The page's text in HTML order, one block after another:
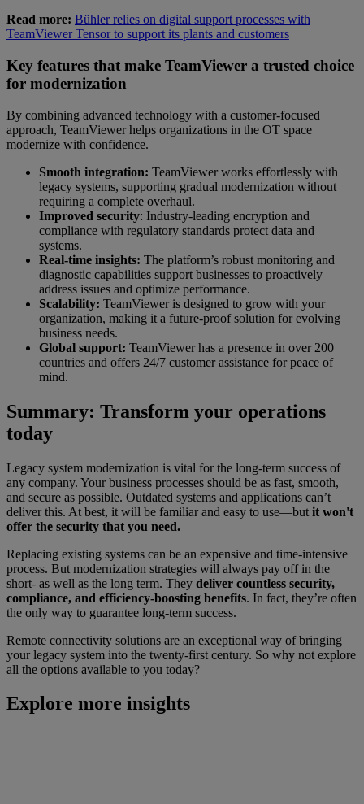
Read more: Bühler relies on digital support processes with
TeamViewer Tensor to support its plants and customers
Key features that make TeamViewer a trusted choice
for modernization
By combining advanced technology with a customer-focused
approach, TeamViewer helps organizations in the OT space
modernize with confidence.
Smooth integration: TeamViewer works effortlessly with
legacy systems, supporting gradual modernization without
requiring a complete overhaul.
Improved security: Industry-leading encryption and
compliance with regulatory standards protect data and
systems.
Real-time insights: The platform’s robust monitoring and
diagnostic capabilities support businesses to proactively
address issues and optimize performance.
Scalability: TeamViewer is designed to grow with your
organization, making it a future-proof solution for evolving
business needs.
Global support: TeamViewer has a presence in over 200
countries and offers 24/7 customer assistance for peace of
mind.
Summary: Transform your operations
today
Legacy system modernization is vital for the long-term success of
any company. Your business processes should be as fast, smooth,
and secure as possible. Outdated systems and applications can’t
deliver this. At best, it will be familiar and easy to use—but it won't
offer the security that you need.
Replacing existing systems can be an expensive and time-intensive
process. But modernization strategies will always pay off in the
short- as well as the long term. They deliver countless security,
compliance, and efficiency-boosting benefits. In fact, they’re often
the only way to guarantee long-term success.
Remote connectivity solutions are an exceptional way of bringing
your legacy system into the twenty-first century. So why not explore
all the options available to you today?
Explore more insights